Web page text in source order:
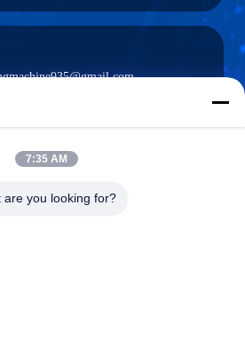
7:35 AM
are you looking for?